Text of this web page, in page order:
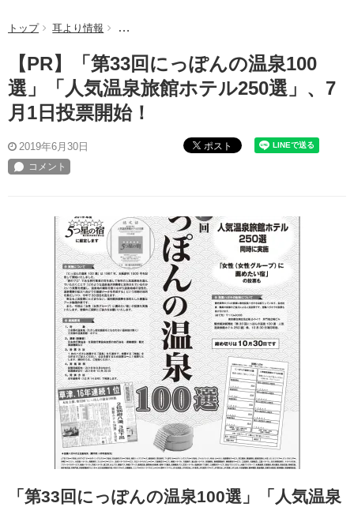
トップ 耳より情報 【PR】「第33回にっぽんの温泉100選」「人気温
【PR】「第33回にっぽんの温泉100
選」「人気温泉旅館ホテル250選」、7
月1日投票開始！
2019年6月30日 ポスト
「第33回にっぽんの温泉100選」「人気温泉